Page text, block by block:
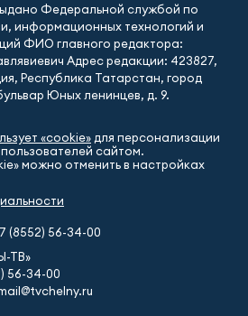
Федеральной службой по
информационных технологий и
ФИО главного редактора:
Адрес редакции: 423827,
Республика Татарстан, город
Юных ленинцев, д. 9.
«cookie» для персонализации
сайтом.
можно отменить в настройках
(8552) 56-34-00
ТВ»
56-34-00